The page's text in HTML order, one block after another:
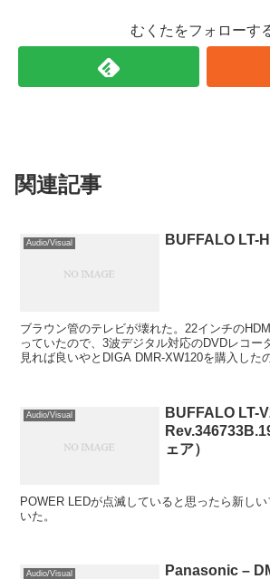
むくたをフォローす
関連記事
Audio/Visual BUFFALO LT-
ブラウン管のテレビが壊れた。22インチの
っていたので、3波デジタル対応のDVDレコー
見れば良いやとDIGA DMR-XW120を購入したの
Audio/Visual
BUFFALO LT-
ェア）
POWER LEDが点滅していると思ったら新し
いた。
Audio/Visual Panasonic –